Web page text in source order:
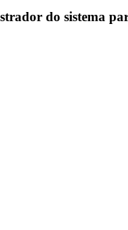
do sistema